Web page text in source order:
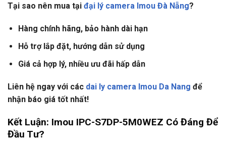
Tại sao nên mua tại đại lý camera Imou Đà Nẵng?
Hàng chính hãng, bảo hành dài hạn
Hỗ trợ lắp đặt, hướng dẫn sử dụng
Giá cả hợp lý, nhiều ưu đãi hấp dẫn
Liên hệ ngay với các dai ly camera Imou Da Nang để
nhận báo giá tốt nhất!
Kết Luận: Imou IPC-S7DP-5M0WEZ Có Đáng Để
Đầu Tư?